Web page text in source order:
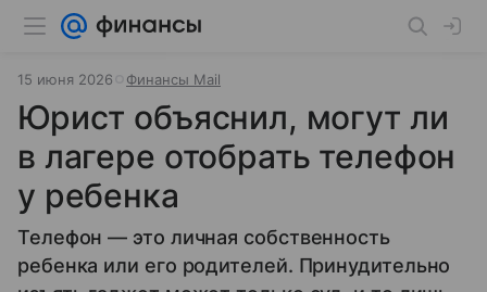
15 июня 2026 Финансы Mail
Юрист объяснил, могут ли
в лагере отобрать телефон
у ребенка
Телефон — это личная собственность
ребенка или его родителей. Принудительно